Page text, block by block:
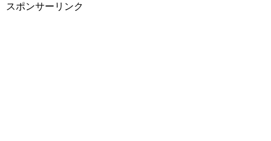
スポンサーリンク